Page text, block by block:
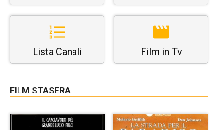
Lista Canali Film in Tv
FILM STASERA